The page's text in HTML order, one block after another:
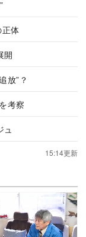
正体
開
放”？
考察
15:14更新